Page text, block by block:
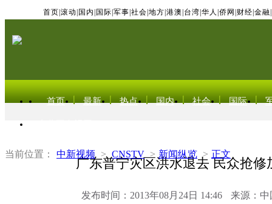
首页 滚动 国内 国际 军事 社会 地方 港澳 台湾 华人 侨网 财经 金融
首页 最新 热点 国内 社会 国际
当前位置： 中新视频 > CNSTV > 新闻纵览 > 正文
广东普宁灾区洪水退去 民众抢修
发布时间：2013年08月24日 14:46 来源：中